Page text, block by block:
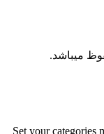
میباشد.
Set your categories